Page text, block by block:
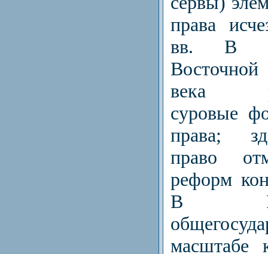
права
вв. В
века
суровые
права;
право
реформ
В
масштабе